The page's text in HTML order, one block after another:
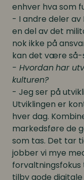
enhver hva som
- I andre deler
en del av det
nok ikke på
kan det være så-
- Hvordanhar
kulturen?
- Jeg ser på
Utviklingen er
hver dag.
markedsføre de
som tas. Det tar
jobber vi mye
tilby gode